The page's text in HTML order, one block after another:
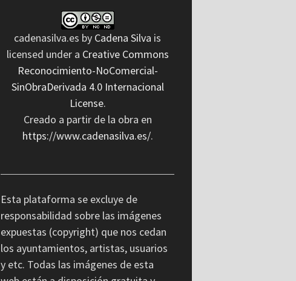
cadenasilva.es by Cadena Silva is
licensed under a Creative Commons
Reconocimiento-NoComercial-
SinObraDerivada 4.0 Internacional
License.
Creado a partir de la obra en
https://www.cadenasilva.es/.
Esta plataforma se excluye de
responsabilidad sobre las imágenes
expuestas (copyright) que nos cedan
los ayuntamientos, artistas, usuarios
y etc. Todas las imágenes de esta